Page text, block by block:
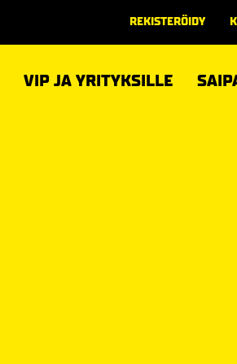
REKISTERÖIDY
VIP JA YRITYKSILLE